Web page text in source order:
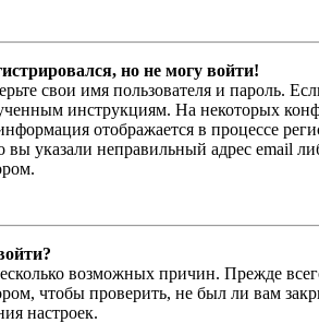
но не могу войти!
свои имя пользователя и пароль.
инструкциям. На некоторых
отображается в процессе
вы указали неправильный адрес email
возможных причин. Прежде
чтобы проверить, не был ли вам
настроек.